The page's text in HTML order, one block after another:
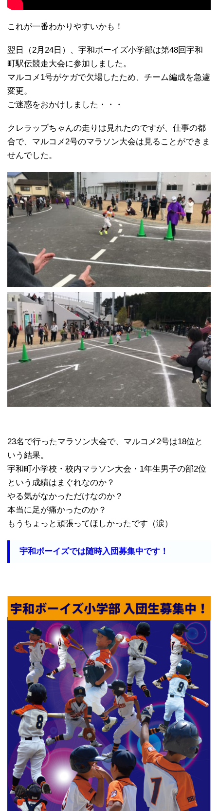
これが一番わかりやすいかも！
翌日（2月24日）、宇和ボーイズ小学部は第48回宇和
町駅伝競走大会に参加しました。
マルコメ1号がケガで欠場したため、チーム編成を急遽
変更。
ご迷惑をおかけしました・・・
クレラップちゃんの走りは見れたのですが、仕事の都
合で、マルコメ2号のマラソン大会は見ることができま
せんでした。
23名で行ったマラソン大会で、マルコメ2号は18位と
いう結果。
宇和町小学校・校内マラソン大会・1年生男子の部2位
という成績はまぐれなのか？
やる気がなかっただけなのか？
本当に足が痛かったのか？
もうちょっと頑張ってほしかったです（涙）
宇和ボーイズでは随時入団募集中です！